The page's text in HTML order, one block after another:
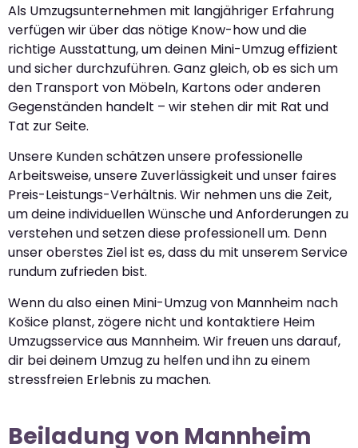
Als Umzugsunternehmen mit langjähriger Erfahrung
verfügen wir über das nötige Know-how und die
richtige Ausstattung, um deinen Mini-Umzug effizient
und sicher durchzuführen. Ganz gleich, ob es sich um
den Transport von Möbeln, Kartons oder anderen
Gegenständen handelt – wir stehen dir mit Rat und
Tat zur Seite.
Unsere Kunden schätzen unsere professionelle
Arbeitsweise, unsere Zuverlässigkeit und unser faires
Preis-Leistungs-Verhältnis. Wir nehmen uns die Zeit,
um deine individuellen Wünsche und Anforderungen zu
verstehen und setzen diese professionell um. Denn
unser oberstes Ziel ist es, dass du mit unserem Service
rundum zufrieden bist.
Wenn du also einen Mini-Umzug von Mannheim nach
Košice planst, zögere nicht und kontaktiere Heim
Umzugsservice aus Mannheim. Wir freuen uns darauf,
dir bei deinem Umzug zu helfen und ihn zu einem
stressfreien Erlebnis zu machen.
Beiladung von Mannheim